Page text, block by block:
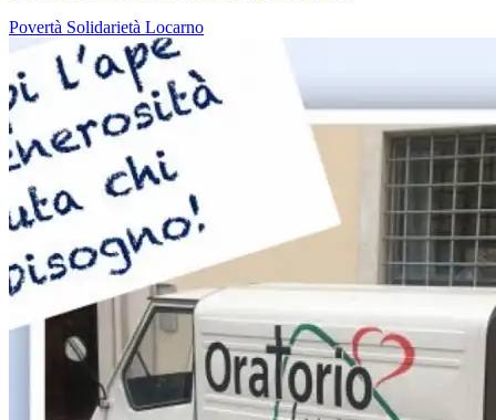
Povertà Solidarietà Locarno